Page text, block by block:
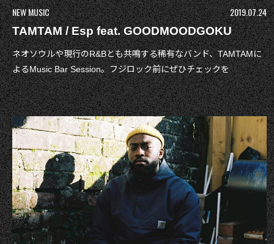
NEW MUSIC
2019.07.24
TAMTAM / Esp feat. GOODMOODGOKU
ネオソウルや現行のR&Bとも共鳴する稀有なバンド、TAMTAMに
よるMusic Bar Session。フジロック前にぜひチェックを